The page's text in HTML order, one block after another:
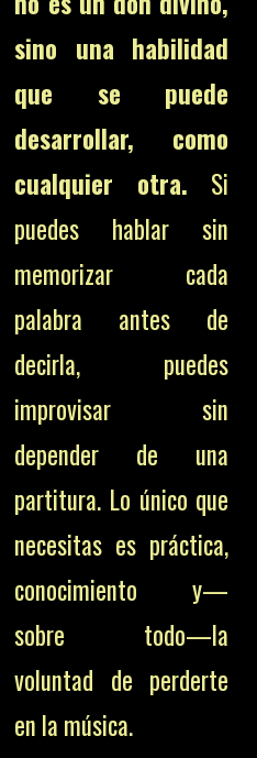
sino una habilidad
que se puede
desarrollar, como
cualquier otra. Si
puedes hablar sin
memorizar cada
palabra antes de
decirla, puedes
improvisar sin
depender de una
partitura. Lo único que
necesitas es práctica,
conocimiento y—
sobre todo—la
voluntad de perderte
en la música.